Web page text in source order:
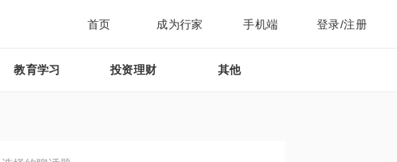
首页 成为行家 手机端 登录/注册
教育学习 投资理财 其他